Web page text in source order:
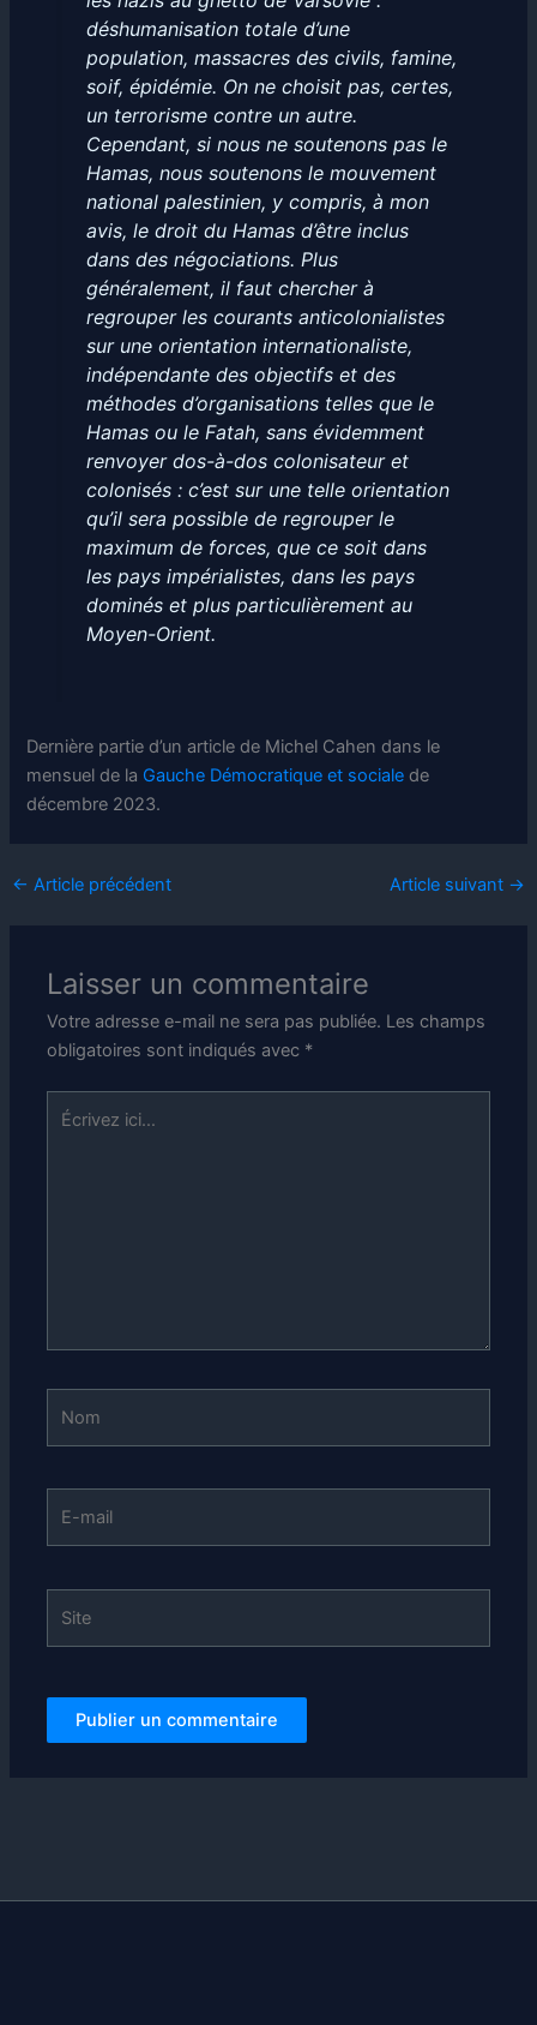
déshumanisation totale d’une
population, massacres des civils, famine,
soif, épidémie. On ne choisit pas, certes,
un terrorisme contre un autre.
Cependant, si nous ne soutenons pas le
Hamas, nous soutenons le mouvement
national palestinien, y compris, à mon
avis, le droit du Hamas d’être inclus
dans des négociations. Plus
généralement, il faut chercher à
regrouper les courants anticolonialistes
sur une orientation internationaliste,
indépendante des objectifs et des
méthodes d’organisations telles que le
Hamas ou le Fatah, sans évidemment
renvoyer dos-à-dos colonisateur et
colonisés : c’est sur une telle orientation
qu’il sera possible de regrouper le
maximum de forces, que ce soit dans
les pays impérialistes, dans les pays
dominés et plus particulièrement au
Moyen-Orient.
Dernière partie d’un article de Michel Cahen dans le
mensuel de la Gauche Démocratique et sociale de
décembre 2023.
← Article précédent Article suivant →
Laisser un commentaire
Votre adresse e-mail ne sera pas publiée. Les champs
obligatoires sont indiqués avec *
Écrivez
ici…